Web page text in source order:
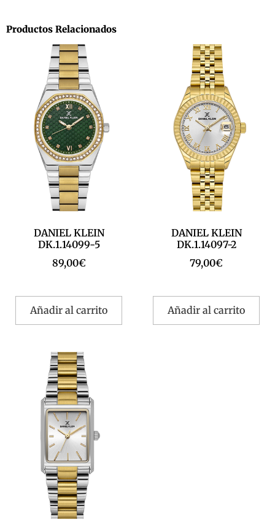
Productos Relacionados
DANIEL KLEIN
DK.1.14099-5
89,00€
Añadir al carrito
DANIEL KLEIN
DK.1.14097-2
79,00€
Añadir al carrito